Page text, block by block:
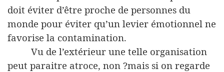
doit éviter d’être proche de personnes du
monde pour éviter qu’un levier émotionnel ne
favorise la contamination.
Vu de l’extérieur une telle organisation
peut paraitre atroce, non ?mais si on regarde